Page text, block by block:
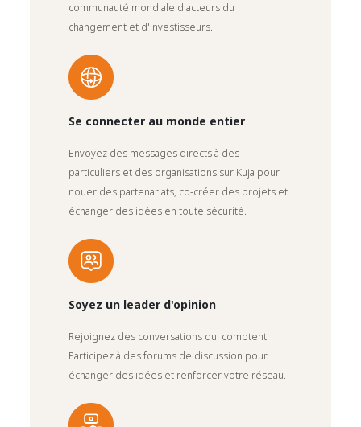
communauté mondiale d'acteurs du
changement et d'investisseurs.
Se connecter au monde entier
Envoyez des messages directs à des
particuliers et des organisations sur Kuja pour
nouer des partenariats, co-créer des projets et
échanger des idées en toute sécurité.
Soyez un leader d'opinion
Rejoignez des conversations qui comptent.
Participez à des forums de discussion pour
échanger des idées et renforcer votre réseau.